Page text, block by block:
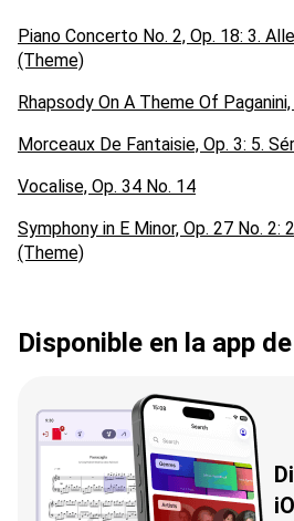
Piano Concerto No. 2, Op. 18: 3.
(Theme)
Rhapsody On A Theme Of
Morceaux De Fantaisie, Op. 3: 5.
Vocalise, Op. 34 No. 14
Symphony in E Minor, Op. 27 No. 2:
(Theme)
Disponible en la app